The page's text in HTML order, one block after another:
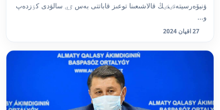
ۋنيۆەرسيتەتٸنٸڭ قالاشىعىنا توعىز قاباتتى بەس ٷي سالۋدى كٶزدەپ
و...
27 اقپان 2024